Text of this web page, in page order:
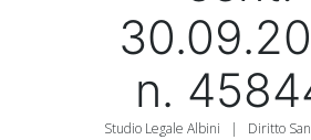
n.
Studio Legale Albini | Diritto